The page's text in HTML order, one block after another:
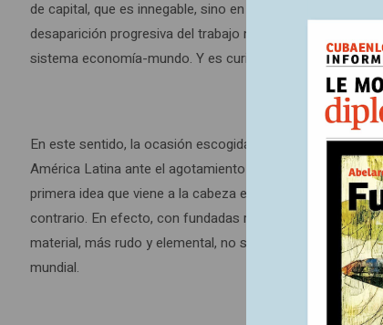
de capital, que es innegable, sino en su impacto social,
desaparición progresiva del trabajo material. La
sistema economía-mundo. Y es curioso porque estas
En este sentido, la ocasión escogida por la Cepal para
América Latina ante el agotamiento del ciclo de precios
primera idea que viene a la cabeza es, como ya se dijo,
contrario. En efecto, con fundadas razones, a propósito
material, más rudo y elemental, no sólo no desapareció
mundial.